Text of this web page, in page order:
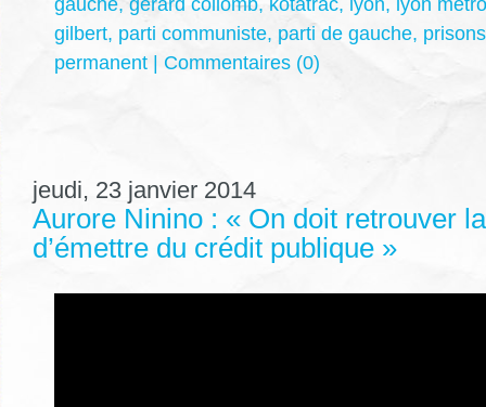
gauche, gerard collomb, kotatrac, lyon, lyon
gilbert, parti communiste, parti de gauche, prisons
permanent
Commentaires (0)
jeudi, 23 janvier 2014
Aurore Ninino : « On doit retrouver
d’émettre du crédit publique »